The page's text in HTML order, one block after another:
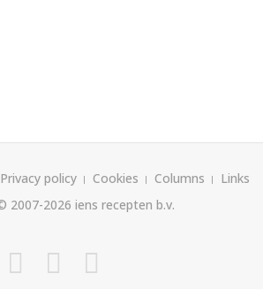
Privacy policy Cookies Columns
Links
2007-2026 iens recepten b.v.